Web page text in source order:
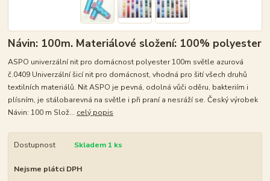
Návin: 100m. Materiálové složení: 100% polyester
ASPO univerzální nit pro domácnost polyester 100m světle azurová
č.0409 Univerzální šicí nit pro domácnost, vhodná pro šití všech druhů
textilních materiálů. Nit ASPO je pevná, odolná vůči oděru, bakteriím i
plísním, je stálobarevná na světle i při praní a nesráží se. Český výrobek
Návin: 100 m Slož... celý popis
Dostupnost Skladem 1 ks
Nejsme plátci DPH